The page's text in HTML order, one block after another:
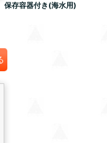
保存容器付き(海水用)